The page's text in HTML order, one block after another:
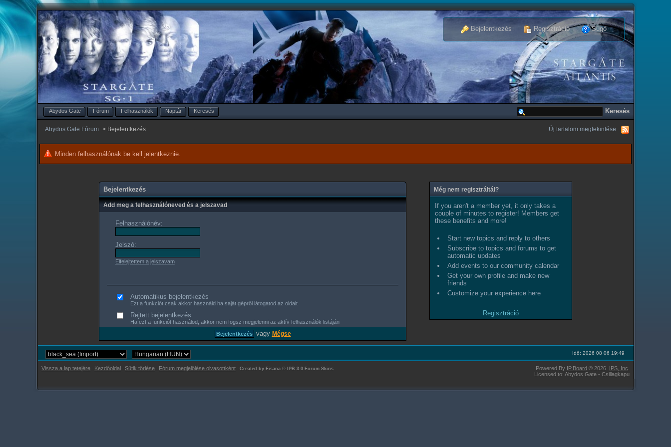
Bejelentkezés Regisztráció Súgó
Abydos Gate Fórum Felhasználók Naptár Keresés
Abydos Gate Fórum > Bejelentkezés Új tartalom megtekintése
Minden felhasználónak be kell jelentkeznie.
Bejelentkezés
Add meg a felhasználóneved és a jelszavad
Felhasználónév:
Jelszó:
Elfelejtettem a jelszavam
Automatikus bejelentkezés
Ezt a funkciót csak akkor használd ha saját gépről látogatod az oldalt
Rejtett bejelentkezés
Ha ezt a funkciót használod, akkor nem fogsz megjelenni az aktív felhasználók listáján
vagy Mégse
Még nem regisztráltál?
If you aren't a member yet, it only takes a
couple of minutes to register! Members get
these benefits and more!
Start new topics and reply to others
Subscribe to topics and forums to get
automatic updates
Add events to our community calendar
Get your own profile and make new
friends
Customize your experience here
Regisztráció
Idő: 2026 08 06 19:49
Vissza a lap tetejére Kezdőoldal Sütik törlése Fórum megjelölése olvasottként Powered By IP.Board © 2026 IPS, Inc.
Licensed to: Abydos Gate - Csillagkapu
Created by Fisana © IPB 3.0 Forum Skins